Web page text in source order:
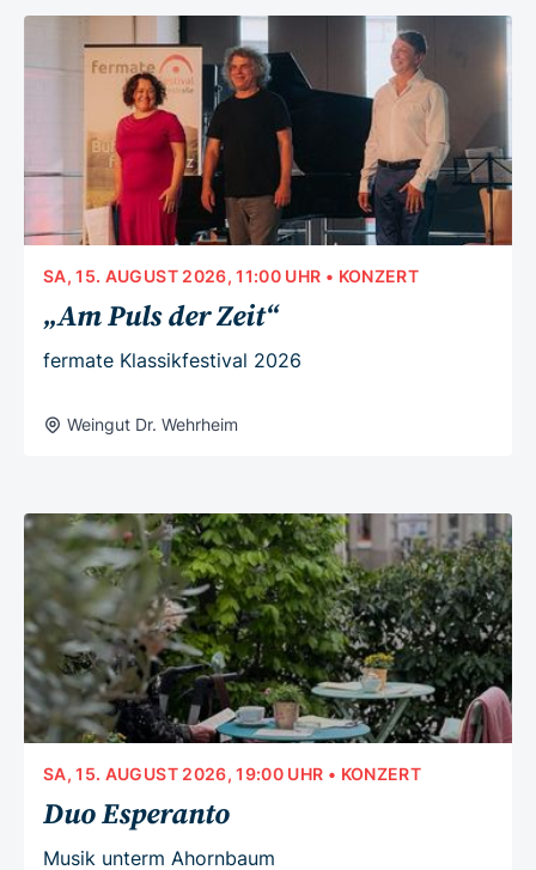
SA, 15. AUGUST 2026, 11:00 UHR • KONZERT
„Am Puls der Zeit“
fermate Klassikfestival 2026
Weingut Dr. Wehrheim
SA, 15. AUGUST 2026, 19:00 UHR • KONZERT
Duo Esperanto
Musik unterm Ahornbaum